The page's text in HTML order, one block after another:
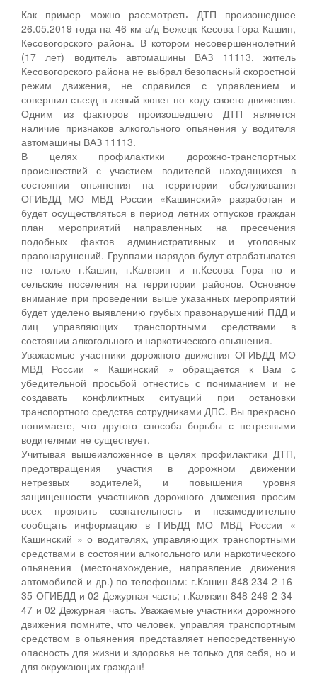
Как пример можно рассмотреть ДТП произошедшее
26.05.2019 года на 46 км а/д Бежецк Кесова Гора Кашин,
Кесовогорского района. В котором несовершеннолетний
(17 лет) водитель автомашины ВАЗ 11113, житель
Кесовогорского района не выбрал безопасный скоростной
режим движения, не справился с управлением и
совершил съезд в левый кювет по ходу своего движения.
Одним из факторов произошедшего ДТП является
наличие признаков алкогольного опьянения у водителя
автомашины ВАЗ 11113.
В целях профилактики дорожно-транспортных
происшествий с участием водителей находящихся в
состоянии опьянения на территории обслуживания
ОГИБДД МО МВД России «Кашинский» разработан и
будет осуществляться в период летних отпусков граждан
план мероприятий направленных на пресечения
подобных фактов административных и уголовных
правонарушений. Группами нарядов будут отрабатыватся
не только г.Кашин, г.Калязин и п.Кесова Гора но и
сельские поселения на территории районов. Основное
внимание при проведении выше указанных мероприятий
будет уделено выявлению грубых правонарушений ПДД и
лиц управляющих транспортными средствами в
состоянии алкогольного и наркотического опьянения.
Уважаемые участники дорожного движения ОГИБДД МО
МВД России « Кашинский » обращается к Вам с
убедительной просьбой отнестись с пониманием и не
создавать конфликтных ситуаций при остановки
транспортного средства сотрудниками ДПС. Вы прекрасно
понимаете, что другого способа борьбы с нетрезвыми
водителями не существует.
Учитывая вышеизложенное в целях профилактики ДТП,
предотвращения участия в дорожном движении
нетрезвых водителей, и повышения уровня
защищенности участников дорожного движения просим
всех проявить сознательность и незамедлительно
сообщать информацию в ГИБДД МО МВД России «
Кашинский » о водителях, управляющих транспортными
средствами в состоянии алкогольного или наркотического
опьянения (местонахождение, направление движения
автомобилей и др.) по телефонам: г.Кашин 848 234 2-16-
35 ОГИБДД и 02 Дежурная часть; г.Калязин 848 249 2-34-
47 и 02 Дежурная часть. Уважаемые участники дорожного
движения помните, что человек, управляя транспортным
средством в опьянения представляет непосредственную
опасность для жизни и здоровья не только для себя, но и
для окружающих граждан!